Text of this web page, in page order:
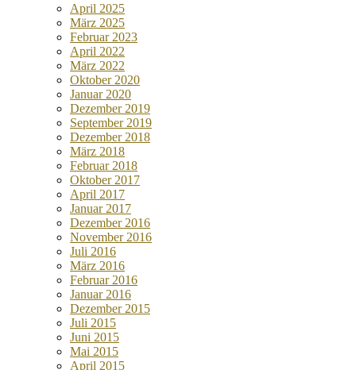
April 2025
März 2025
Februar 2023
April 2022
März 2022
Oktober 2020
Januar 2020
Dezember 2019
September 2019
Dezember 2018
März 2018
Februar 2018
Oktober 2017
April 2017
Januar 2017
Dezember 2016
November 2016
Juli 2016
März 2016
Februar 2016
Januar 2016
Dezember 2015
Juli 2015
Juni 2015
Mai 2015
April 2015